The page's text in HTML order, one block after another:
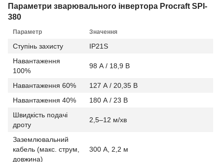
Параметри зварювального інвертора Procraft SPI-
380
Параметр Значення
Ступінь захисту
IP21S
Навантаження
100%
98 А / 18,9 В
Навантаження 60%
127 А / 20,35 В
Навантаження 40%
180 А / 23 В
Швидкість подачі
дроту
2,5–12 м/хв
Заземлювальний
кабель (макс. струм,
довжина)
300 А, 2,2 м